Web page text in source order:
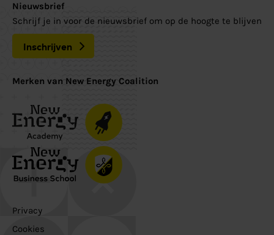
Nieuwsbrief
Schrijf je in voor de nieuwsbrief om op de hoogte te blijven
Inschrijven
Merken van New Energy Coalition
Privacy
Cookies